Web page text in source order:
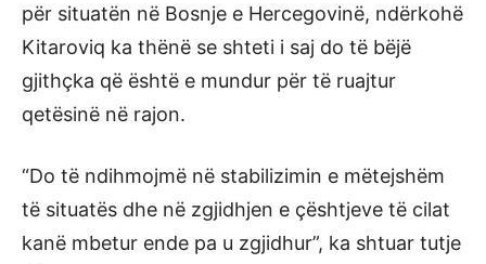
për situatën në Bosnje e Hercegovinë, ndërkohë
Kitaroviq ka thënë se shteti i saj do të bëjë
gjithçka që është e mundur për të ruajtur
qetësinë në rajon.
“Do të ndihmojmë në stabilizimin e mëtejshëm
të situatës dhe në zgjidhjen e çështjeve të cilat
kanë mbetur ende pa u zgjidhur”, ka shtuar tutje